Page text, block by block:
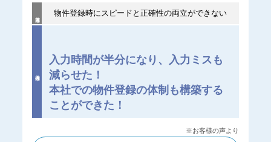
物件登録時にスピードと正確性の両立ができない
入力時間が半分になり、入力ミスも
減らせた！
本社での物件登録の体制も構築する
ことができた！
※お客様の声より